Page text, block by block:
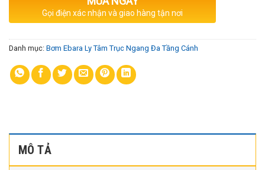
Gọi điện xác nhận và giao hàng tận nơi
Danh mục: Bơm Ebara Ly Tâm Trục Ngang Đa Tầng Cánh
MÔ TẢ